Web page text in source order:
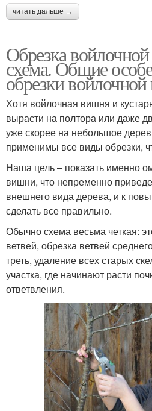
читать дальше →
Обрезка
схема. Общие
обрезки
Хотя войлочная вишня и
вырасти на полтора или даже
уже скорее на небольшое
применимы все виды обрезки,
Наша цель – показать именно
вишни, что непременно
внешнего вида дерева, и к
сделать все правильно.
Обычно схема весьма четкая:
ветвей, обрезка ветвей
треть, удаление всех старых
участка, где начинают расти
ответвления.